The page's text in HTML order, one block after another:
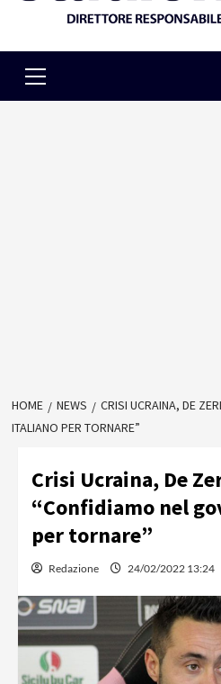
Menu
HOME NEWS
CRISI UCRAINA, DE
ITALIANO PER TORNARE”
Crisi Ucraina, De
“Confidiamo nel
per tornare”
Redazione 24/02/2022 13:24